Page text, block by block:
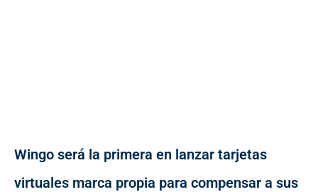
Wingo será la primera en lanzar tarjetas
virtuales marca propia para compensar a sus